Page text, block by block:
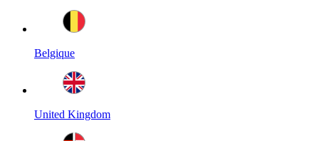
Belgique
United Kingdom